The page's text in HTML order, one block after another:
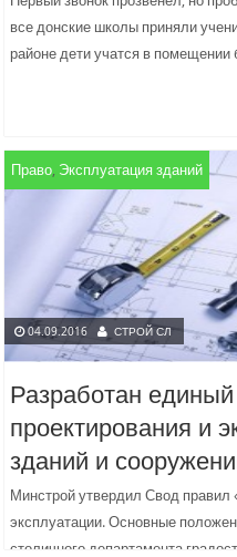
все донские школы приняли
районе дети учатся в помещении
Право, Эксплуатация зданий
04.09.2016 СТРОЙ СЛ
Разработан
проектирования и
зданий и
Минстрой утвердил Свод
эксплуатации. Основные
столичного департамента